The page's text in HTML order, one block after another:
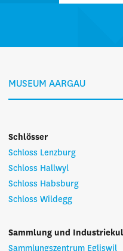
MUSEUM AARGAU
Schlösser
Schloss Lenzburg
Schloss Hallwyl
Schloss Habsburg
Schloss Wildegg
Sammlung und
Sammlungszentrum Egliswil